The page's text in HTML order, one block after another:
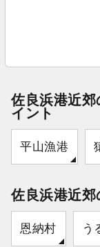
佐良浜港近
イント
平山漁港
佐良浜港近
恩納村 う